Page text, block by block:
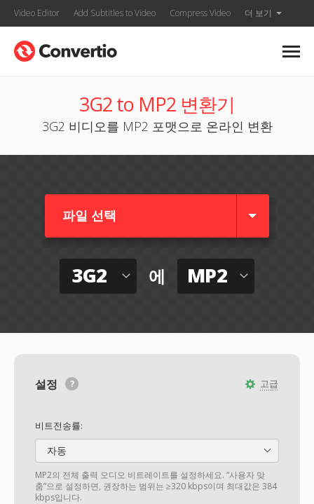
Video Editor Add Subtitles to Video Compress Video 더 보기
3G2 to MP2 변환기
3G2 비디오를 MP2 포맷으로 온라인 변환
파일 선택
3G2 에 MP2
고급
설정
비트전송률:
자동
MP2의 전체 출력 오디오 비트레이트를 설정하세요. “사용자 맞
춤”으로 설정하면, 권장하는 범위는 ≥320 kbps이며 최대값은 384
kbps입니다.